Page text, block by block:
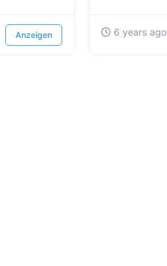
Anzeigen 6 years ago